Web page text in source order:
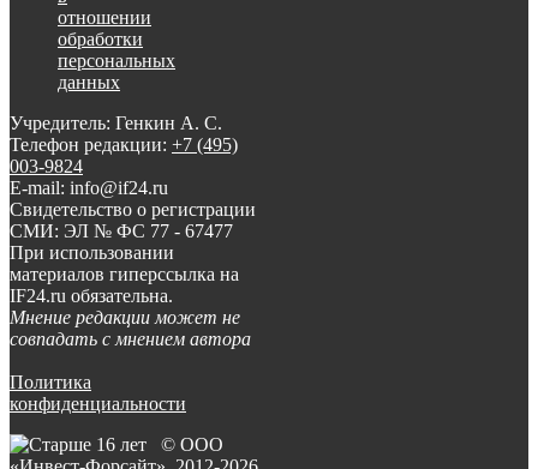
отношении
обработки
персональных
данных
Учредитель: Генкин А. С.
Телефон редакции: +7 (495)
003-9824
E-mail: info@if24.ru
Свидетельство о регистрации
СМИ: ЭЛ № ФС 77 - 67477
При использовании
материалов гиперссылка на
IF24.ru обязательна.
Мнение редакции может не
совпадать с мнением автора
Политика
конфиденциальности
© ООО